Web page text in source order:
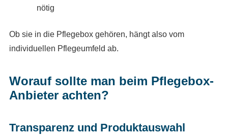
nötig
Ob sie in die Pflegebox gehören, hängt also vom
individuellen Pflegeumfeld ab.
Worauf sollte man beim Pflegebox-
Anbieter achten?
Transparenz und Produktauswahl